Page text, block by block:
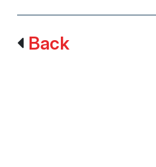
Back